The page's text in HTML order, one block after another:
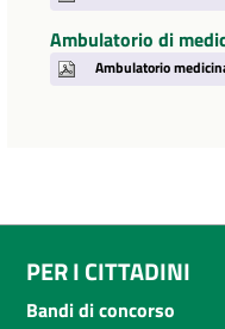
Ambulatorio di
Ambulatorio
PER I CITTADINI
Bandi di concorso